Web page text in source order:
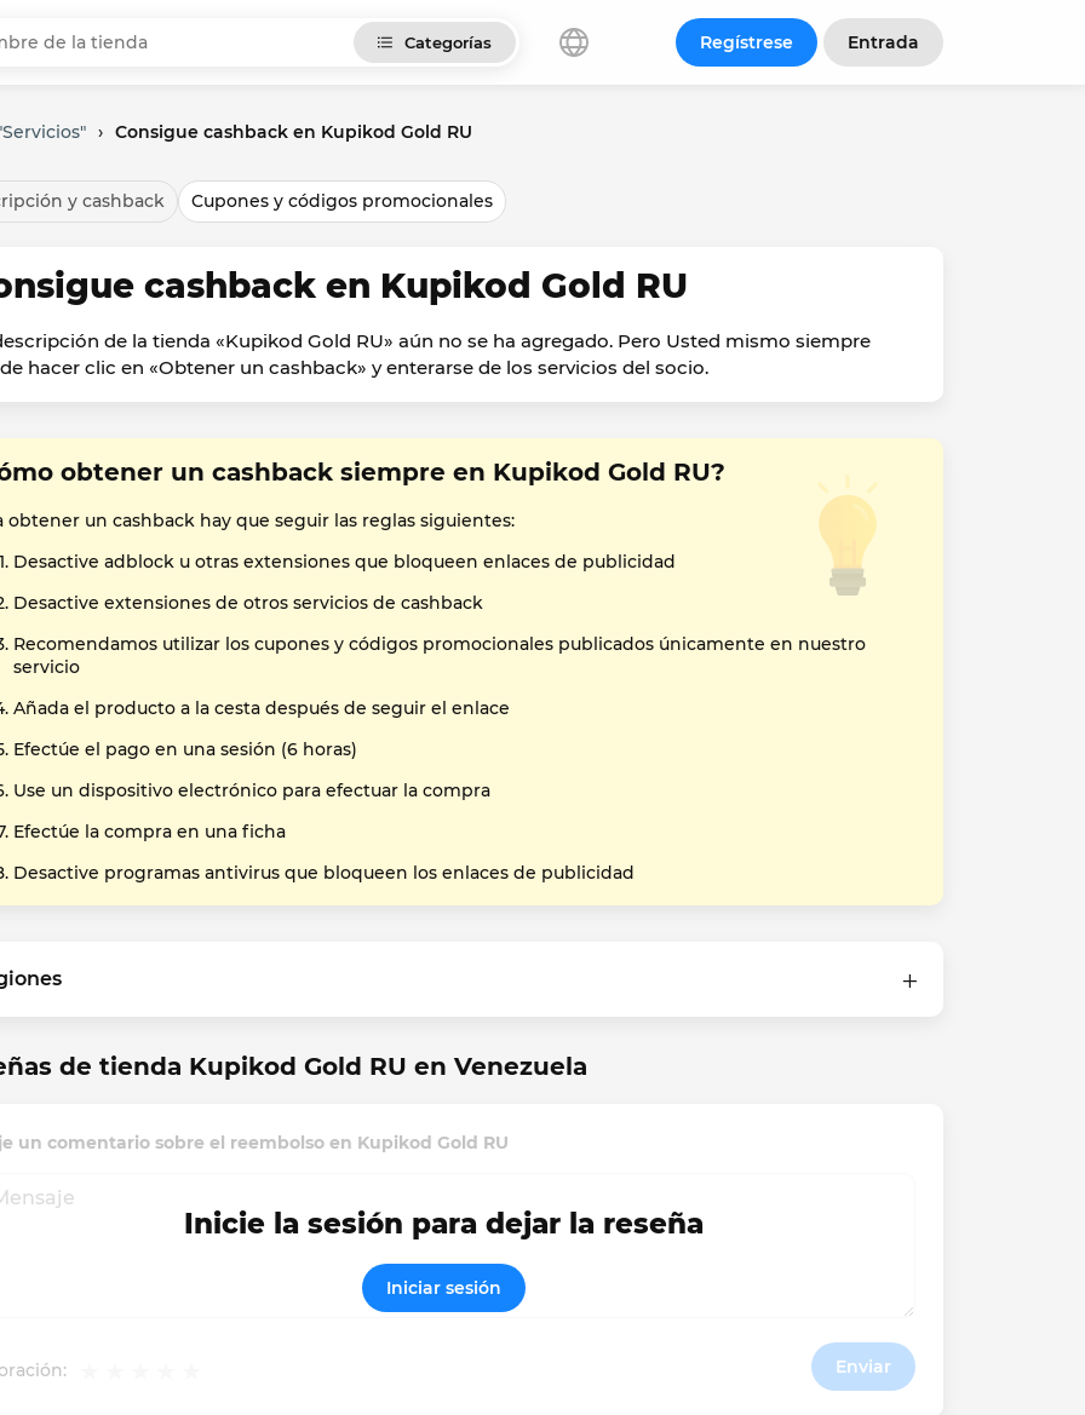
Categorías Regístrese Entrada
› Consigue cashback en Kupikod Gold RU
y cashback Cupones y códigos promocionales
cashback en Kupikod Gold RU
de la tienda «Kupikod Gold RU» aún no se ha agregado. Pero Usted mismo siempre
hacer clic en «Obtener un cashback» y enterarse de los servicios del socio.
obtener un cashback siempre en Kupikod Gold RU?
obtener un cashback hay que seguir las reglas siguientes:
Desactive adblock u otras extensiones que bloqueen enlaces de publicidad
Desactive extensiones de otros servicios de cashback
Recomendamos utilizar los cupones y códigos promocionales publicados únicamente en nuestro
servicio
Añada el producto a la cesta después de seguir el enlace
Efectúe el pago en una sesión (6 horas)
Use un dispositivo electrónico para efectuar la compra
Efectúe la compra en una ficha
Desactive programas antivirus que bloqueen los enlaces de publicidad
de tienda Kupikod Gold RU en Venezuela
un comentario sobre el reembolso en Kupikod Gold RU
Enviar
Inicie la sesión para dejar la reseña
Iniciar sesión